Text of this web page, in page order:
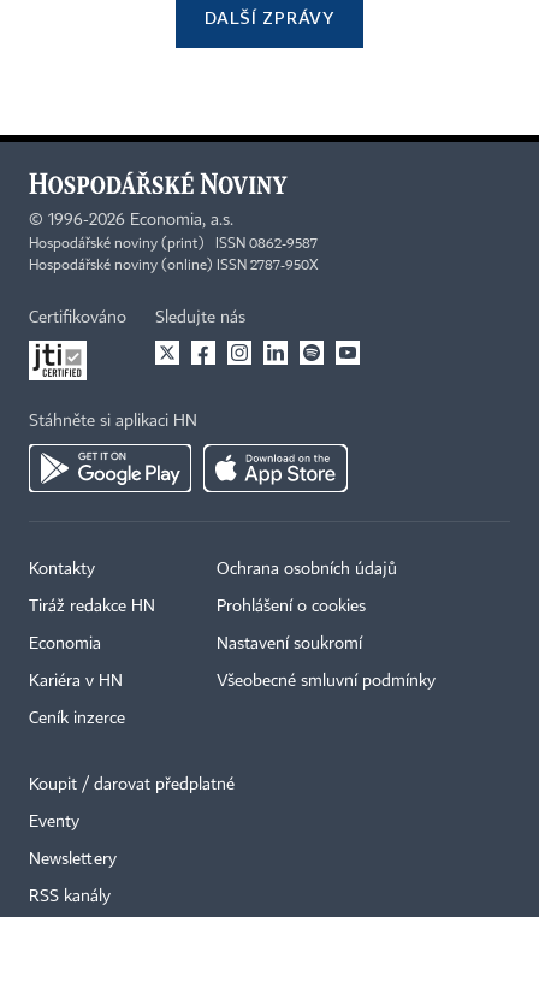
DALŠÍ ZPRÁVY
© 1996-2026 Economia, a.s.
Hospodářské noviny (print) ISSN 0862-9587
Hospodářské noviny (online) ISSN 2787-950X
Certifikováno Sledujte nás
Stáhněte si aplikaci HN
Kontakty
Tiráž redakce HN
Economia
Kariéra v HN
Ceník inzerce
Ochrana osobních údajů
Prohlášení o cookies
Nastavení soukromí
Všeobecné smluvní podmínky
Koupit / darovat předplatné
Eventy
Newslettery
RSS kanály